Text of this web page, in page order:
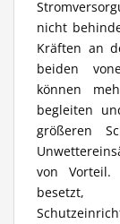
nicht
Kräften an
beiden
können
begleiten
größeren
von Vorteil.
besetzt,